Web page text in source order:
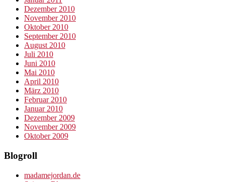
Dezember 2010
November 2010
Oktober 2010
September 2010
August 2010
Juli 2010
Juni 2010
Mai 2010
April 2010
März 2010
Februar 2010
Januar 2010
Dezember 2009
November 2009
Oktober 2009
Blogroll
madamejordan.de